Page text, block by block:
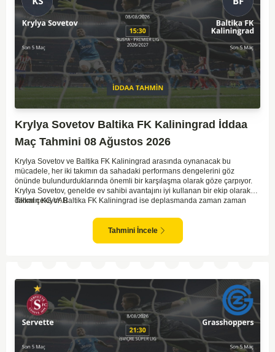
Krylya Sovetov Baltika FK Kaliningrad İddaa
Maç Tahmini 08 Ağustos 2026
Krylya Sovetov ve Baltika FK Kaliningrad arasında oynanacak bu
mücadele, her iki takımın da sahadaki performans dengelerini göz
önünde bulundurduklarında önemli bir karşılaşma olarak göze çarpıyor.
Krylya Sovetov, genelde ev sahibi avantajını iyi kullanan bir ekip olarak
dikkat çekiyor. Baltika FK Kaliningrad ise deplasmanda zaman zaman
ve seyirci desteğini arkasına alarak gol yollarında etkili olması, maçın
seyrini değiştirebilecek bir faktör olarak değerlendiriliyor. Bununla birlikte,
Baltika'nın savunma direncini kırabilmesi, maçı daha heyecanlı hale
Tahmin KG VAR
Tahmini İncele